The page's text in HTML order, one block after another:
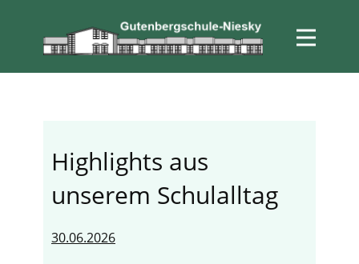
Highlights aus
unserem Schulalltag
30.06.2026